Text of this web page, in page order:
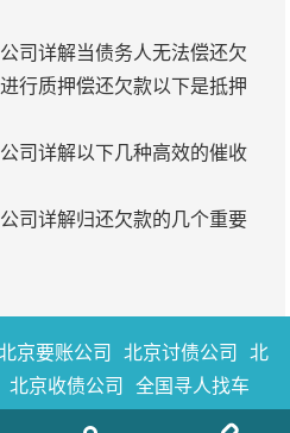
司详解当债务人无法偿还欠
行质押偿还欠款以下是抵押
司详解以下几种高效的催收
司详解归还欠款的几个重要
京要账公司 北京讨债公司
北
北京收债公司 全国寻人找车